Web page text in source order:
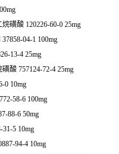
磺酸 120226-60-0 25mg
04-1 100mg
13-4 25mg
酸 757124-72-4 25mg
0 10mg
58-6 100mg
88-6 50mg
31-5 10mg
94-4 10mg